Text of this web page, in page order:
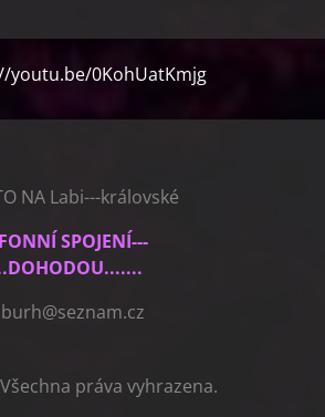
youtu.be/0KohUatKmjg
NA Labi---královské
SPOJENÍ---
h@seznam.cz
práva vyhrazena.